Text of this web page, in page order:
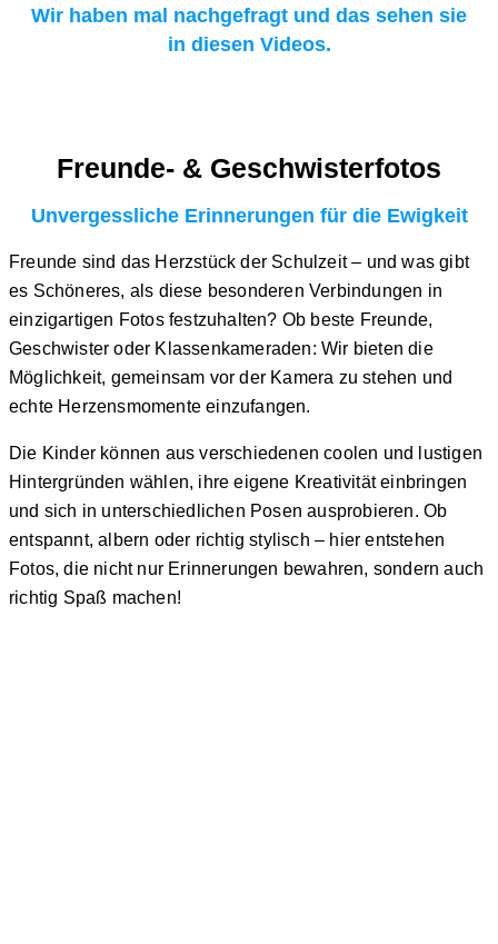
Wir haben mal nachgefragt und das sehen sie
in diesen Videos.
Freunde- & Geschwisterfotos
Unvergessliche Erinnerungen für die Ewigkeit
Freunde sind das Herzstück der Schulzeit – und was gibt
es Schöneres, als diese besonderen Verbindungen in
einzigartigen Fotosfestzuhalten? Ob beste Freunde,
Geschwister oder Klassenkameraden: Wir bieten die
Möglichkeit, gemeinsam vor der Kamera zu stehen und
echte Herzensmomente einzufangen.
Die Kinder können aus verschiedenen coolen und lustigen
Hintergründen wählen, ihre eigene Kreativität einbringen
und sich in unterschiedlichen Posen ausprobieren. Ob
entspannt, albern oder richtig stylisch – hier entstehen
Fotos, die nicht nur Erinnerungen bewahren, sondern auch
richtig Spaß machen!